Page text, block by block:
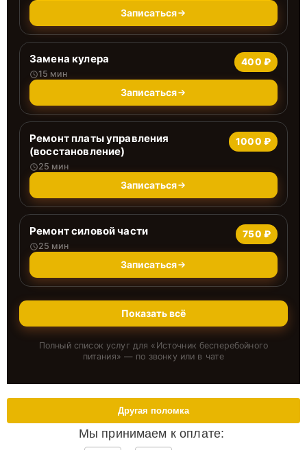
Записаться
Замена кулера
15 мин
400 ₽
Записаться
Ремонт платы управления
(восстановление)
25 мин
1000 ₽
Записаться
Ремонт силовой части
25 мин
750 ₽
Записаться
Показать всё
Полный список услуг для « Источник бесперебойного
питания» — по звонку или в чате
Мы принимаем к оплате:
Другая поломка